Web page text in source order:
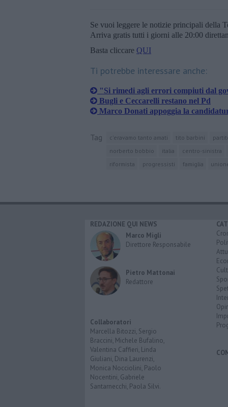
Se vuoi leggere le notizie principali della
Arriva gratis tutti i giorni alle 20:00
Basta cliccare QUI
Ti potrebbe interessare anche:
"Si rimedi agli errori compiuti dal
Bugli e Ceccarelli restano nel Pd
Marco Donati appoggia la
Tag c'eravamo tanto amati tito barbini
norberto bobbio
italia centro-sinistra
riformista
progressisti famiglia
REDAZIONE QUI NEWS
Marco Migli
Direttore Responsabile
Pietro Mattonai
Redattore
Collaboratori
Marcella Bitozzi, Sergio
Braccini, Michele Bufalino,
Valentina Caffieri, Linda
Giuliani, Dina Laurenzi,
Monica Nocciolini, Paolo
Nocentini, Gabriele
Santarnecchi, Paola Silvi.